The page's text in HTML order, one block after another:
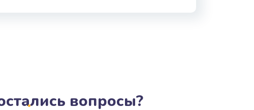
вопросы?